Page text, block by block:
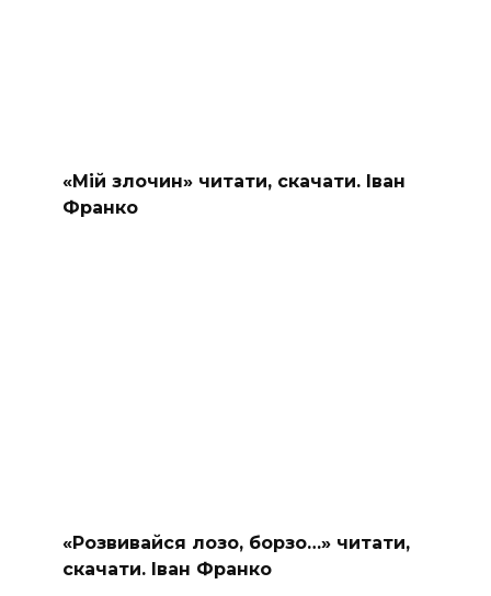
«Мій злочин» читати, скачати. Іван
Франко
«Розвивайся лозо, борзо…» читати,
скачати. Іван Франко